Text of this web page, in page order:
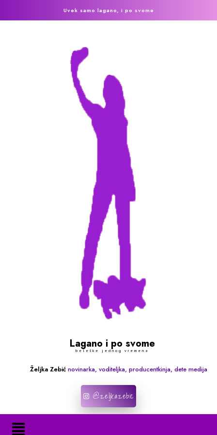
Uvek samo lagano, i po svome
Lagano i po svome
beleške jednog vremena
Željka Zebić novinarka, voditeljka, producentkinja, dete medija
@zeljkazebic